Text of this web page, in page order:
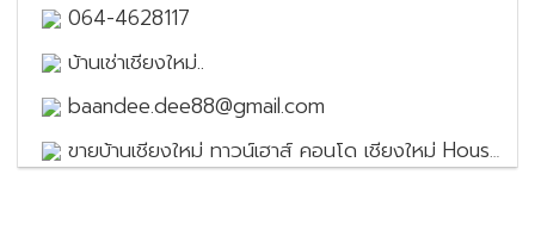
064-4628117
บ้านเช่าเชียงใหม่..
baandee.dee88@gmail.com
ขายบ้านเชียงใหม่ ทาวน์เฮาส์ คอนโด เชียงใหม่ House for sale in Chiang Mai